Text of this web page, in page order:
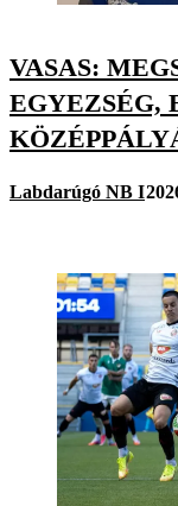
VASAS:
EGYEZSÉG,
Labdarúgó NB I